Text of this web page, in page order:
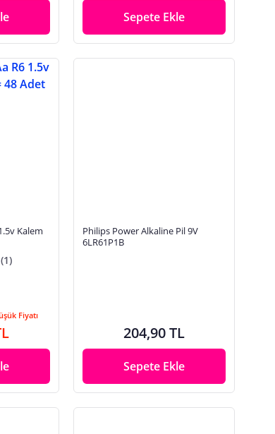
Sepete Ekle
(1)
Fiyatı
Philips Power Alkaline Pil 9V
6LR61P1B
204,90 TL
Sepete Ekle